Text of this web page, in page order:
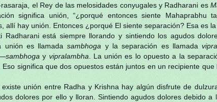
el Rey de las melosidades conyugales y Radharani es
significa unión, “¿porqué entonces siente Mahaprabhu
allí hay unión. Entonces ¿porqué El siente separación? Esa es la
está siempre llorando y sintiendo los agudos
unión es llamadasambhoga y la separación es llamada
sambhoga y vipralambha . La unión es lo opuesto a la
Eso significa que dos opuestos están juntos en un recipiente
unión entre Radha y Krishna hay algún disfrute de
dolores por ello y lloran. Sintiendo agudos dolores debido